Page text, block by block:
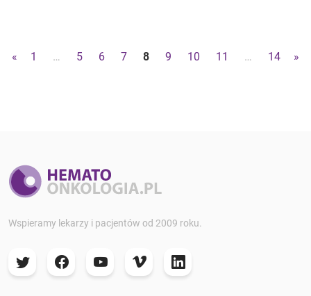
« 1 … 5 6 7 8 9 10 11 … 14 »
Wspieramy lekarzy i pacjentów od 2009 roku.